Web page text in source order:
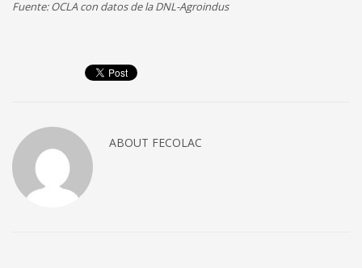
Fuente: OCLA con datos de la DNL-Agroindus
ABOUT FECOLAC